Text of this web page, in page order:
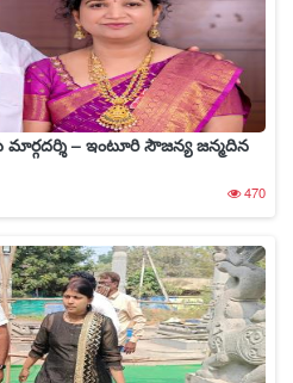
మార్గదర్శి – ఇంటూరి సౌజన్య జన్మదిన
470